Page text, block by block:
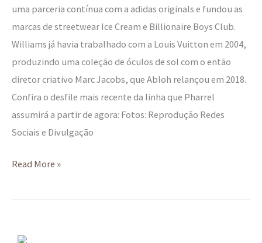
uma parceria contínua com a adidas originals e fundou as
marcas de streetwear Ice Cream e Billionaire Boys Club.
Williams já havia trabalhado com a Louis Vuitton em 2004,
produzindo uma coleção de óculos de sol com o então
diretor criativo Marc Jacobs, que Abloh relançou em 2018.
Confira o desfile mais recente da linha que Pharrel
assumirá a partir de agora: Fotos: Reprodução Redes
Sociais e Divulgação
Read More »